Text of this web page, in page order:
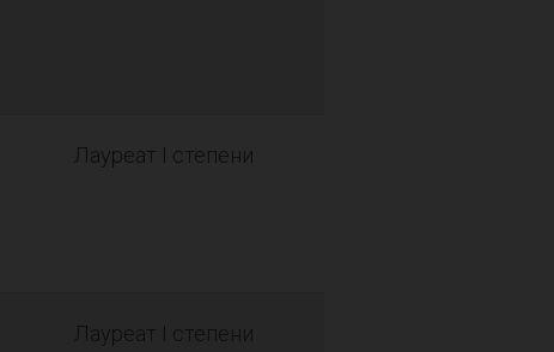
Лауреат I степени
Лауреат I степени